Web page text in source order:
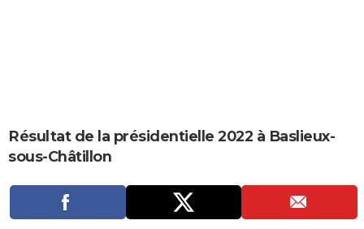
DICTIONNAIRE
PROGRAMME TV
COPAINS D'AVANT
Résultat de la présidentielle 2022 à Baslieux-
sous-Châtillon